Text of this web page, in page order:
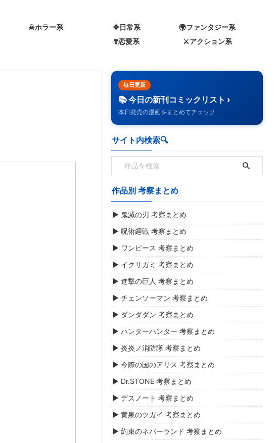
☠ホラー系 🌞日常系
🌍️ファンタジー系
❣️恋愛系
⚔️アクション系
毎日更新
📚 今日の新刊コミックリスト ›
本日発売の漫画をまとめてチェック
サイト内検索🔍️
作品別 考察まとめ
▶ 鬼滅の刃 考察まとめ
▶ 呪術廻戦 考察まとめ
▶ ワンピース 考察まとめ
▶ イクサガミ 考察まとめ
▶ 進撃の巨人 考察まとめ
▶ チェンソーマン 考察まとめ
▶ ダンダダン 考察まとめ
▶ ハンターハンター 考察まとめ
▶ 炎炎ノ消防隊 考察まとめ
▶ 今際の国のアリス 考察まとめ
▶ Dr.STONE 考察まとめ
▶ デスノート 考察まとめ
▶ 黄泉のツガイ 考察まとめ
▶ 約束のネバーランド 考察まとめ